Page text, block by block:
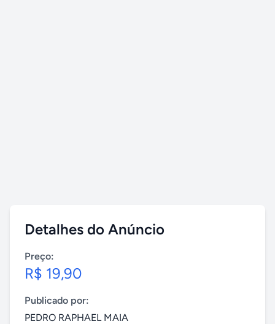
Detalhes do Anúncio
Preço:
R$ 19,90
Publicado por:
PEDRO RAPHAEL MAIA